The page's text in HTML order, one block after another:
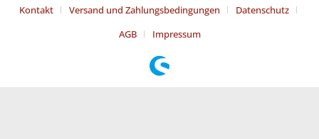
Kontakt Versand und Zahlungsbedingungen
Datenschutz
AGB
Impressum